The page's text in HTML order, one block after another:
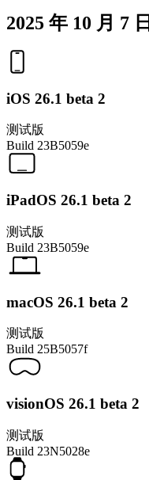
2025 年 10 月 7 日
iOS 26.1 beta 2
测试版
Build 23B5059e
iPadOS 26.1 beta 2
测试版
Build 23B5059e
macOS 26.1 beta 2
测试版
Build 25B5057f
visionOS 26.1 beta 2
测试版
Build 23N5028e